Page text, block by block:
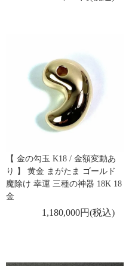
【 金の勾玉 K18 / 金額変動あ
り 】 黄金 まがたま ゴールド
魔除け 幸運 三種の神器 18K 18
金
1,180,000円(税込)